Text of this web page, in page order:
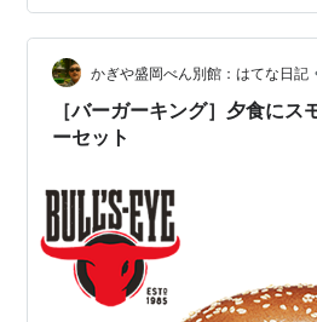
り眺めながら、トランジットの時
はこちらから、きっと空港にいる
かぎや盛岡べん別館：はてな日記
［バーガーキング］夕食に
ーセット